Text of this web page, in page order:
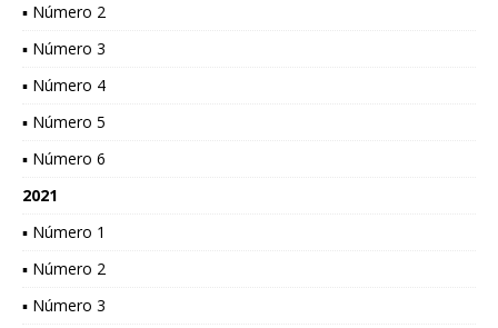
▪ Número 2
▪ Número 3
▪ Número 4
▪ Número 5
▪ Número 6
2021
▪ Número 1
▪ Número 2
▪ Número 3